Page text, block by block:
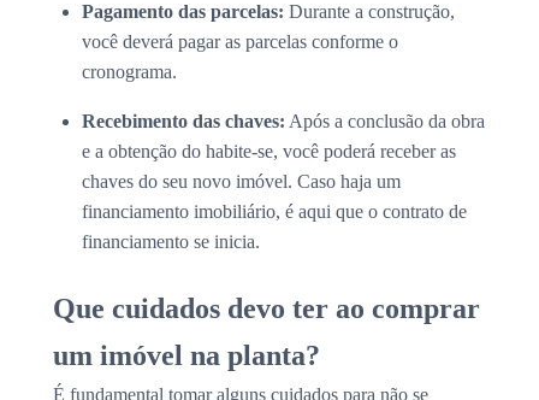
Pagamento das parcelas: Durante a construção,
você deverá pagar as parcelas conforme o
cronograma.
Recebimento das chaves: Após a conclusão da obra
e a obtenção do habite-se, você poderá receber as
chaves do seu novo imóvel. Caso haja um
financiamento imobiliário, é aqui que o contrato de
financiamento se inicia.
Que cuidados devo ter ao comprar
um imóvel na planta?
É fundamental tomar alguns cuidados para não se